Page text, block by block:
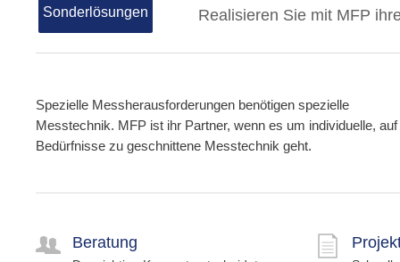
Sonderlösungen Realisieren Sie mit MFP
Spezielle Messherausforderungen benötigen spezielle
Messtechnik. MFP ist ihr Partner, wenn es um individuelle, auf
Bedürfnisse zu geschnittene Messtechnik geht.
Beratung